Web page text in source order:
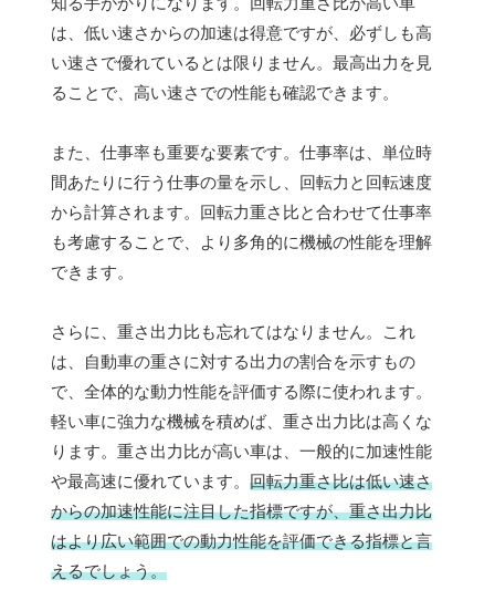
は、低い速さからの加速は得意ですが、必ずしも高
い速さで優れているとは限りません。最高出力を見
ることで、高い速さでの性能も確認できます。
また、仕事率も重要な要素です。仕事率は、単位時
間あたりに行う仕事の量を示し、回転力と回転速度
から計算されます。回転力重さ比と合わせて仕事率
も考慮することで、より多角的に機械の性能を理解
できます。
さらに、重さ出力比も忘れてはなりません。これ
は、自動車の重さに対する出力の割合を示すもの
で、全体的な動力性能を評価する際に使われます。
軽い車に強力な機械を積めば、重さ出力比は高くな
ります。重さ出力比が高い車は、一般的に加速性能
や最高速に優れています。 回転力重さ比は低い速さ
からの加速性能に注目した指標ですが、重さ出力比
はより広い範囲での動力性能を評価できる指標と言
えるでしょう。